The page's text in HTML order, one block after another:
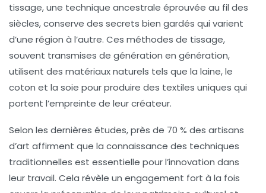
tissage, une technique ancestrale éprouvée au fil des
siècles, conserve des secrets bien gardés qui varient
d’une région à l’autre. Ces méthodes de tissage,
souvent transmises de génération en génération,
utilisent des matériaux naturels tels que la laine, le
coton et la soie pour produire des textiles uniques qui
portent l’empreinte de leur créateur.
Selon les dernières études, près de 70 % des artisans
d’art affirment que la connaissance des techniques
traditionnelles est essentielle pour l’innovation dans
leur travail. Cela révèle un engagement fort à la fois